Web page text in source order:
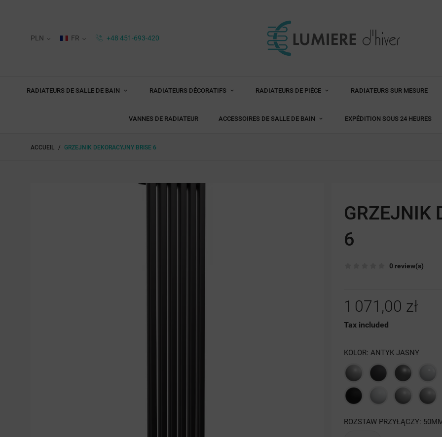
PLN FR +48 451-693-420
RADIATEURS DE SALLE DE BAIN RADIATEURS DÉCORATIFS RADIATEURS DE PIÈCE RADIATEURS SUR MESURE
VANNES DE RADIATEUR ACCESSOIRES DE SALLE DE BAIN EXPÉDITION SOUS 24 HEURES
ACCUEIL GRZEJNIK DEKORACYJNY BRISE 6
GRZEJNIK
6
0 review(s)
1 071,00 zł
Tax included
KOLOR: ANTYK JASNY
Szary
struktura
Grafit Antracyt
struktura
Biały
Czarna
struktura
Biały
mat
Szary 4
luty
ROZSTAW PRZYŁĄCZY: